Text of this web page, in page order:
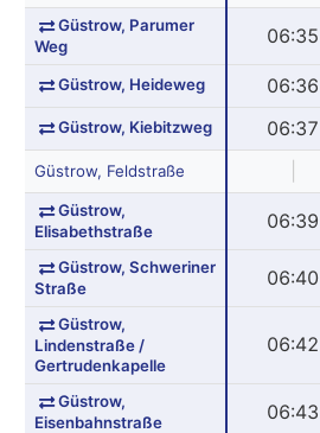
Güstrow, Parumer
Weg
06:35
Güstrow, Heideweg 06:36
Güstrow, Kiebitzweg 06:37
Güstrow, Feldstraße
Güstrow,
Elisabethstraße
06:39
Güstrow, Schweriner
Straße
06:40
Güstrow,
Lindenstraße /
Gertrudenkapelle
06:42
Güstrow,
Eisenbahnstraße
06:43